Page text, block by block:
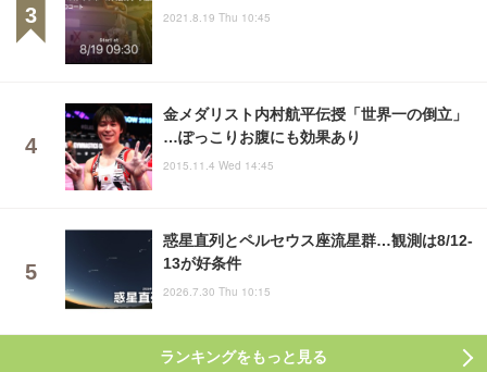
2021.8.19 Thu 10:45
金メダリスト内村航平伝授「世界一の倒立」
…ぽっこりお腹にも効果あり
2015.11.4 Wed 14:45
惑星直列とペルセウス座流星群…観測は8/12-
13が好条件
2026.7.30 Thu 10:15
ランキングをもっと見る